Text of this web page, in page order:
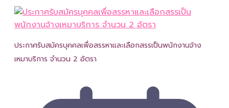
ประกาศรับสมัครบุคคลเพื่อสรรหาและเลือกสรรเป็นพนักงานจ้าง
เหมาบริการ จำนวน 2 อัตรา